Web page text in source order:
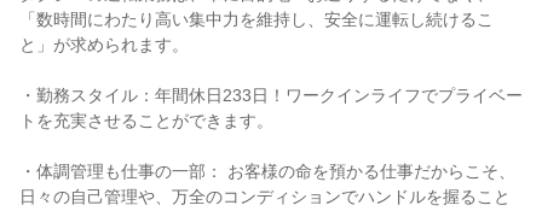
「数時間にわたり高い集中力を維持し、安全に運転し続けるこ
と」が求められます。
・勤務スタイル：年間休日233日！ワークインライフでプライベー
トを充実させることができます。
・体調管理も仕事の一部： お客様の命を預かる仕事だからこそ、
日々の自己管理や、万全のコンディションでハンドルを握ること